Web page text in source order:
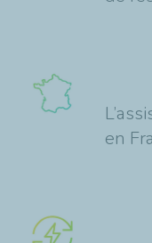
en